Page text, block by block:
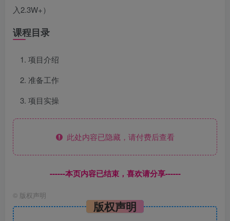
入2.3W+）
课程目录
项目介绍
准备工作
项目实操
此处内容已隐藏，请付费后查看
------本页内容已结束，喜欢请分享------
© 版权声明
版权声明